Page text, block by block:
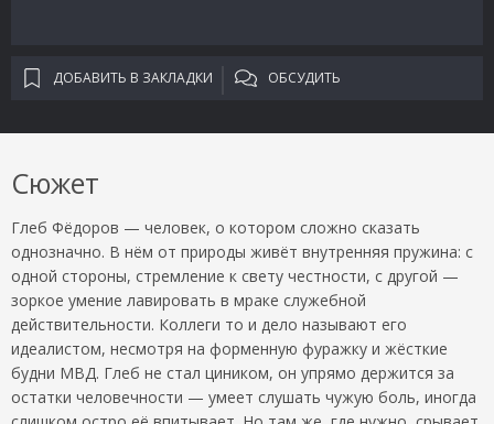
ДОБАВИТЬ В ЗАКЛАДКИ ОБСУДИТЬ
Сюжет
Глеб Фёдоров — человек, о котором сложно сказать
однозначно. В нём от природы живёт внутренняя пружина: с
одной стороны, стремление к свету честности, с другой —
зоркое умение лавировать в мраке служебной
действительности. Коллеги то и дело называют его
идеалистом, несмотря на форменную фуражку и жёсткие
будни МВД. Глеб не стал циником, он упрямо держится за
остатки человечности — умеет слушать чужую боль, иногда